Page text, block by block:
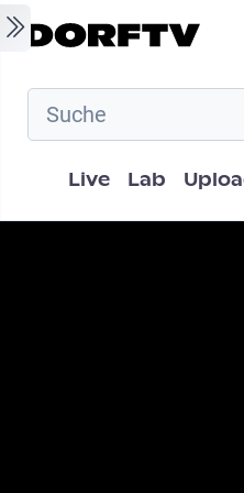
Skip to main content
Live Lab